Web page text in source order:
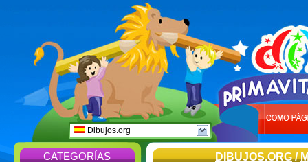
Dibujos.org
CATEGORÍAS DIBUJOS.ORG/